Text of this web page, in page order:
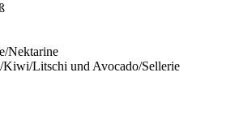
Nektarine
Kiwi/Litschi und Avocado/Sellerie